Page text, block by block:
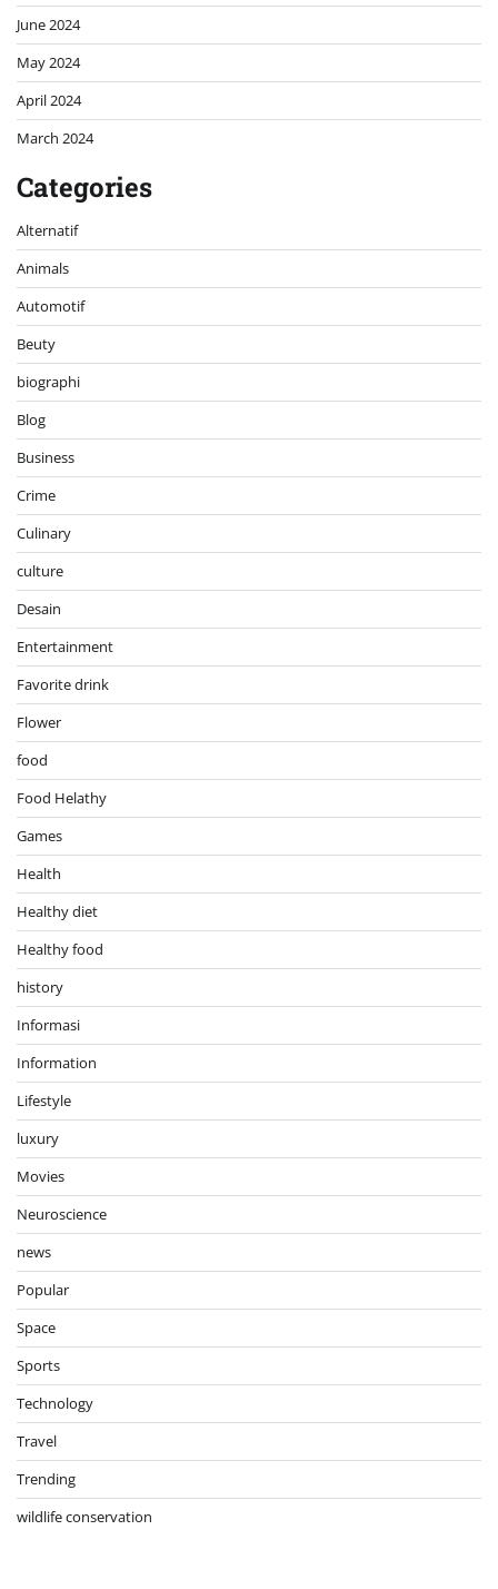
June 2024
May 2024
April 2024
March 2024
Categories
Alternatif
Animals
Automotif
Beuty
biographi
Blog
Business
Crime
Culinary
culture
Desain
Entertainment
Favorite drink
Flower
food
Food Helathy
Games
Health
Healthy diet
Healthy food
history
Informasi
Information
Lifestyle
luxury
Movies
Neuroscience
news
Popular
Space
Sports
Technology
Travel
Trending
wildlife conservation